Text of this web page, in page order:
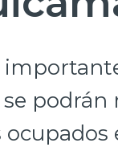
podrán